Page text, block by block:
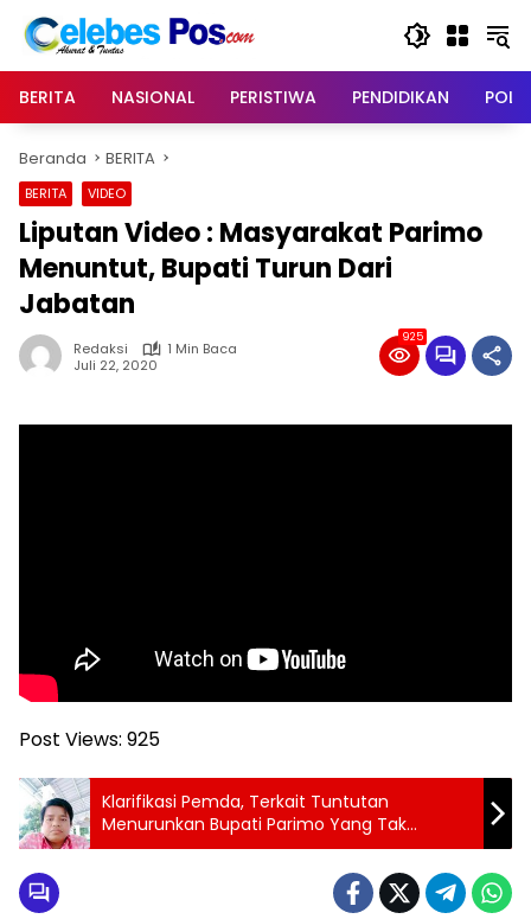
Langsung
konten
BERITA
NASIONAL PERISTIWA PENDIDIKAN
Beranda BERITA
BERITA VIDEO
Liputan Video : Masyarakat Parimo
Menuntut, Bupati Turun Dari
Jabatan
Redaksi
1 Min Baca
Juli 22, 2020
925
Post Views: 925
Klarifikasi Pemda, Terkait Tuntutan
Menurunkan Bupati Parimo Yang Tak
Berdasar